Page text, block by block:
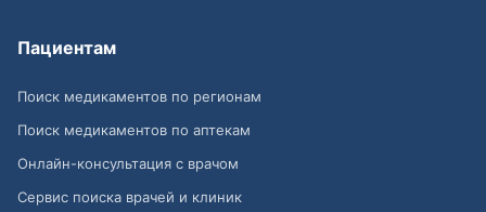
Пациентам
Поиск медикаментов по регионам
Поиск медикаментов по аптекам
Онлайн-консультация с врачом
Сервис поиска врачей и клиник